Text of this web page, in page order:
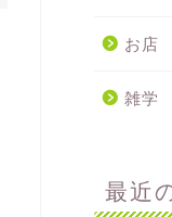
お店
雑学
最近